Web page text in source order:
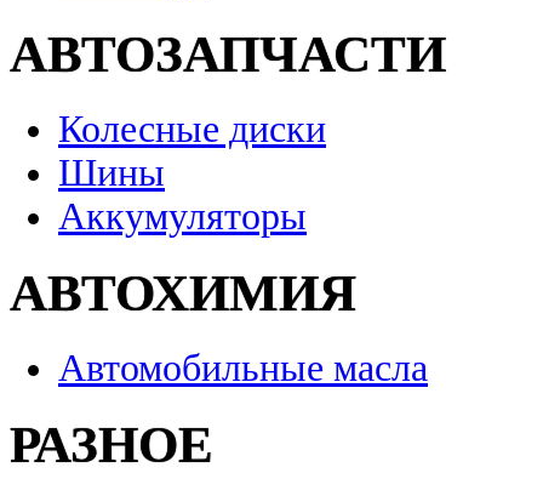
АВТОЗАПЧАСТИ
Колесные диски
Шины
Аккумуляторы
АВТОХИМИЯ
Автомобильные масла
РАЗНОЕ